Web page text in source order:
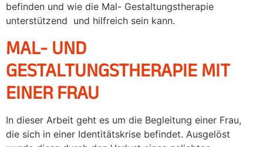
befinden und wie die Mal- Gestaltungstherapie
unterstützend und hilfreich sein kann.
MAL- UND
GESTALTUNGSTHERAPIE MIT
EINER FRAU
In dieser Arbeit geht es um die Begleitung einer Frau,
die sich in einer Identitätskrise befindet. Ausgelöst